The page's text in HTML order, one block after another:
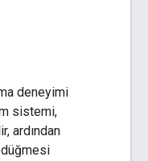
deneyimi
sistemi,
ardından
düğmesi